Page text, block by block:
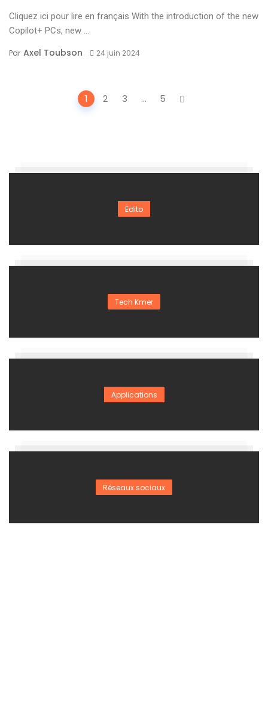
Cliquez ici pour lire en français With the introduction of the new
Copilot+ PCs, new ...
Par Axel Toubson 24 juin 2024
1 2 3 ... 5
Edito
Tech Kmer
Applications
Réseaux sociaux